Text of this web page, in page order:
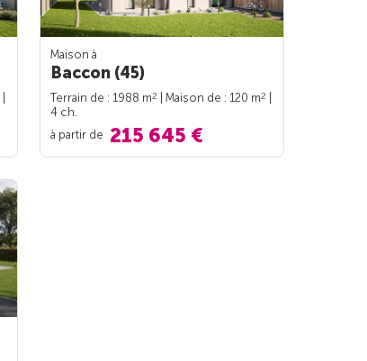
Maison à
Baccon (45)
Terrain de : 1988 m2 | Maison de : 120 m2
4 ch.
à partir de 215 645 €